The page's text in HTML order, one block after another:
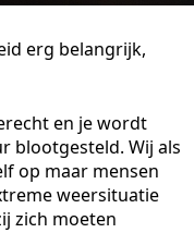
erg belangrijk,
en je wordt
blootgesteld. Wij als
op maar mensen
weersituatie
zich moeten